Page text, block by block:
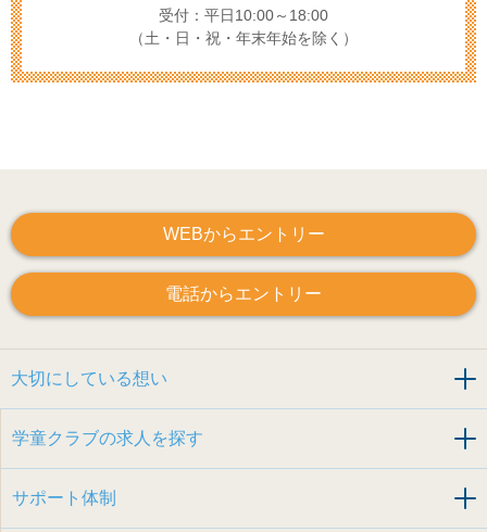
受付：平日10:00～18:00
（土・日・祝・年末年始を除く）
WEBからエントリー
電話からエントリー
大切にしている想い
学童クラブの求人を探す
サポート体制